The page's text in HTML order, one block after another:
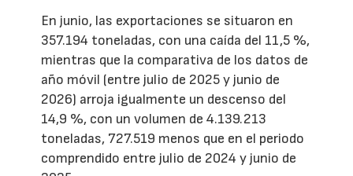
En junio, las exportaciones se situaron en
357.194 toneladas, con una caída del 11,5 %,
mientras que la comparativa de los datos de
año móvil (entre julio de 2025 y junio de
2026) arroja igualmente un descenso del
14,9 %, con un volumen de 4.139.213
toneladas, 727.519 menos que en el periodo
comprendido entre julio de 2024 y junio de